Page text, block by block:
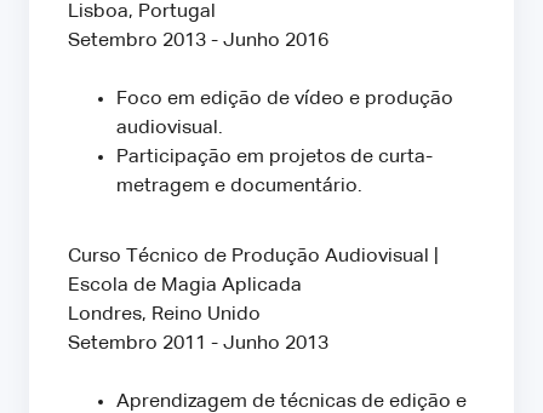
Lisboa, Portugal
Setembro 2013 - Junho 2016
Foco em edição de vídeo e produção
audiovisual.
Participação em projetos de curta-
metragem e documentário.
Curso Técnico de Produção Audiovisual |
Escola de Magia Aplicada
Londres, Reino Unido
Setembro 2011 - Junho 2013
Aprendizagem de técnicas de edição e